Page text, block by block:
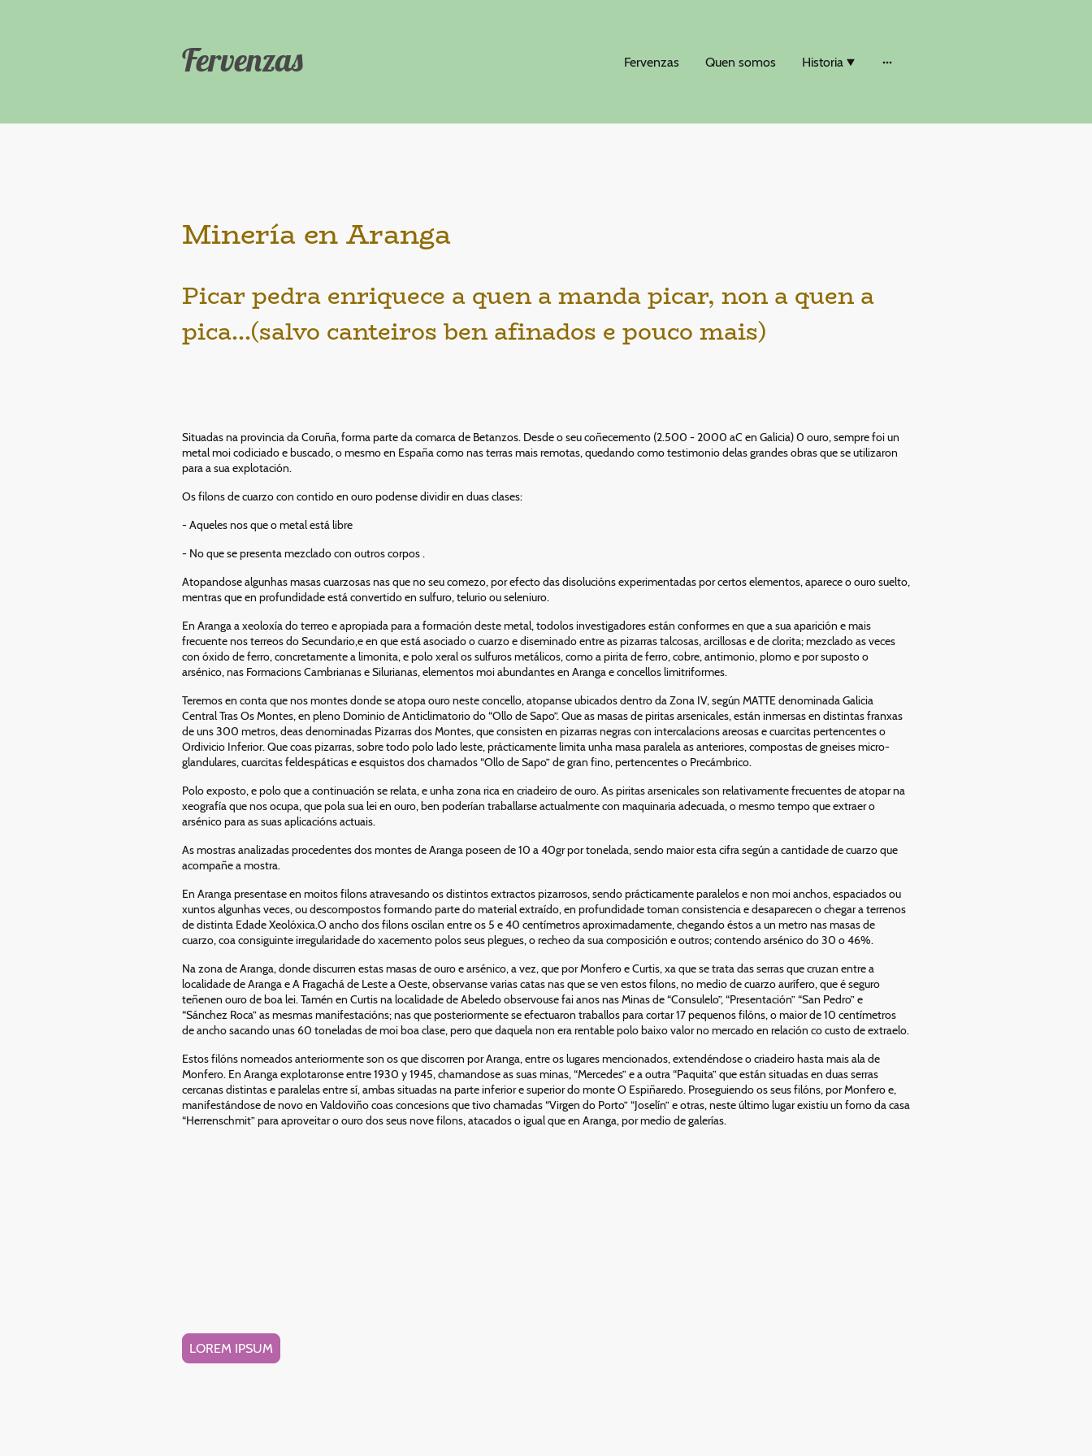
Fervenzas Fervenzas Quen somos Historia
Minería en Aranga
Picar pedra enriquece a quen a manda picar, non a quen a
pica...(salvo canteiros ben afinados e pouco mais)
Situadas na provincia da Coruña, forma parte da comarca de Betanzos. Desde o seu coñecemento (2.500 - 2000 aC en Galicia) 0 ouro, sempre foi un
metal moi codiciado e buscado, o mesmo en España como nas terras mais remotas, quedando como testimonio delas grandes obras que se utilizaron
para a sua explotación.
Os filons de cuarzo con contido en ouro podense dividir en duas clases:
- Aqueles nos que o metal está libre
- No que se presenta mezclado con outros corpos .
Atopandose algunhas masas cuarzosas nas que no seu comezo, por efecto das disolucións experimentadas por certos elementos, aparece o ouro suelto,
mentras que en profundidade está convertido en sulfuro, telurio ou seleniuro.
En Aranga a xeoloxía do terreo e apropiada para a formación deste metal, todolos investigadores están conformes en que a sua aparición e mais
frecuente nos terreos do Secundario,e en que está asociado o cuarzo e diseminado entre as pizarras talcosas, arcillosas e de clorita; mezclado as veces
con óxido de ferro, concretamente a limonita, e polo xeral os sulfuros metálicos, como a pirita de ferro, cobre, antimonio, plomo e por suposto o
arsénico, nas Formacions Cambrianas e Silurianas, elementos moi abundantes en Aranga e concellos limitriformes.
Teremos en conta que nos montes donde se atopa ouro neste concello, atopanse ubicados dentro da Zona IV, según MATTE denominada Galicia
Central Tras Os Montes, en pleno Dominio de Anticlimatorio do “Ollo de Sapo”. Que as masas de piritas arsenicales, están inmersas en distintas franxas
de uns 300 metros, deas denominadas Pizarras dos Montes, que consisten en pizarras negras con intercalacions areosas e cuarcitas pertencentes o
Ordivicio Inferior. Que coas pizarras, sobre todo polo lado leste, prácticamente limita unha masa paralela as anteriores, compostas de gneises micro-
glandulares, cuarcitas feldespáticas e esquistos dos chamados “Ollo de Sapo” de gran fino, pertencentes o Precámbrico.
Polo exposto, e polo que a continuación se relata, e unha zona rica en criadeiro de ouro. As piritas arsenicales son relativamente frecuentes de atopar na
xeografía que nos ocupa, que pola sua lei en ouro, ben poderían traballarse actualmente con maquinaria adecuada, o mesmo tempo que extraer o
arsénico para as suas aplicacións actuais.
As mostras analizadas procedentes dos montes de Aranga poseen de 10 a 40gr por tonelada, sendo maior esta cifra según a cantidade de cuarzo que
acompañe a mostra.
En Aranga presentase en moitos filons atravesando os distintos extractos pizarrosos, sendo prácticamente paralelos e non moi anchos, espaciados ou
xuntos algunhas veces, ou descompostos formando parte do material extraído, en profundidade toman consistencia e desaparecen o chegar a terrenos
de distinta Edade Xeolóxica.O ancho dos filons oscilan entre os 5 e 40 centímetros aproximadamente, chegando éstos a un metro nas masas de
cuarzo, coa consiguinte irregularidade do xacemento polos seus plegues, o recheo da sua composición e outros; contendo arsénico do 30 o 46%.
Na zona de Aranga, donde discurren estas masas de ouro e arsénico, a vez, que por Monfero e Curtis, xa que se trata das serras que cruzan entre a
localidade de Aranga e A Fragachá de Leste a Oeste, observanse varias catas nas que se ven estos filons, no medio de cuarzo aurífero, que é seguro
teñenen ouro de boa lei. Tamén en Curtis na localidade de Abeledo observouse fai anos nas Minas de “Consulelo”, “Presentación” “San Pedro” e
“Sánchez Roca” as mesmas manifestacións; nas que posteriormente se efectuaron traballos para cortar 17 pequenos filóns, o maior de 10 centímetros
de ancho sacando unas 60 toneladas de moi boa clase, pero que daquela non era rentable polo baixo valor no mercado en relación co custo de extraelo.
Estos filóns nomeados anteriormente son os que discorren por Aranga, entre os lugares mencionados, extendéndose o criadeiro hasta mais ala de
Monfero. En Aranga explotaronse entre 1930 y 1945, chamandose as suas minas, “Mercedes” e a outra “Paquita” que están situadas en duas serras
cercanas distintas e paralelas entre sí, ambas situadas na parte inferior e superior do monte O Espiñaredo. Proseguiendo os seus filóns, por Monfero e,
manifestándose de novo en Valdoviño coas concesions que tivo chamadas “Virgen do Porto” “Joselín” e otras, neste último lugar existiu un forno da casa
“Herrenschmit” para aproveitar o ouro dos seus nove filons, atacados o igual que en Aranga, por medio de galerías.
LOREM IPSUM